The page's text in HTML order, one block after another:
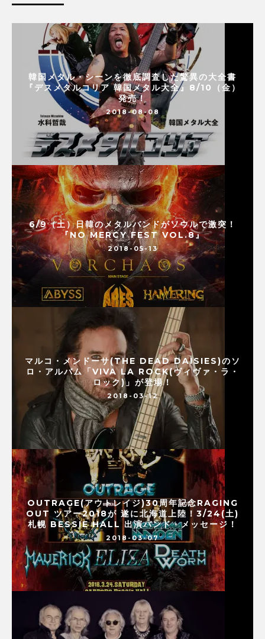
韓国メタル・シーンを徹底調査した驚異の大全書
『デスメタルコリア 韓国メタル大全』8/10（金）
発売！
2018-08-08
6/9（土）日韓のメタルバンドがソウルで激突！
『NO MERCY FEST VOL.8』
2018-05-13
マルコ・メンドーサ(THE DEAD DAISIES)のソ
ロ・アルバム「VIVA LA ROCK(ヴィヴァ・ラ・
ロック)」が登場！
2018-03-12
OUTRAGE(アウトレイジ)30周年記念RAGING
OUT ツアー2018が 遂に北海道上陸！3/24(土)
札幌 BESSIE HALL 出演バンド・メッセージ！
2018-03-07